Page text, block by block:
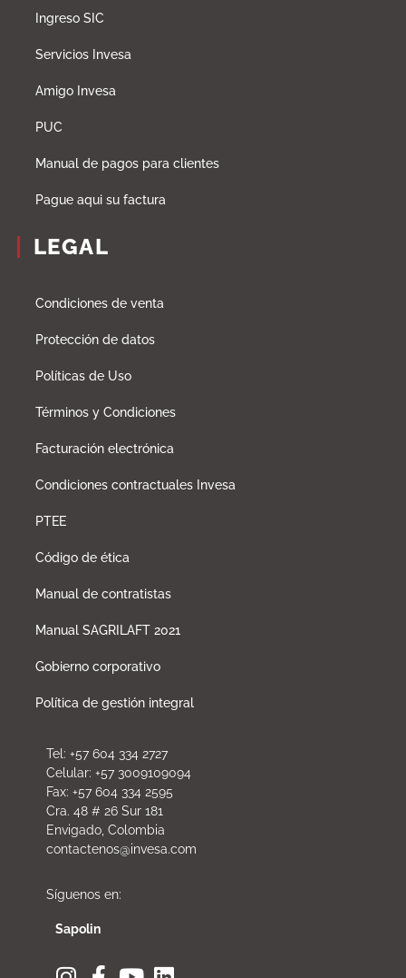
Ingreso SIC
Servicios Invesa
Amigo Invesa
PUC
Manual de pagos para clientes
Pague aqui su factura
LEGAL
Condiciones de venta
Protección de datos
Políticas de Uso
Términos y Condiciones
Facturación electrónica
Condiciones contractuales Invesa
PTEE
Código de ética
Manual de contratistas
Manual SAGRILAFT 2021
Gobierno corporativo
Política de gestión integral
Tel: +57 604 334 2727
Celular: +57 3009109094
Fax: +57 604 334 2595
Cra. 48 # 26 Sur 181
Envigado, Colombia
contactenos@invesa.com
Síguenos en:
Sapolin